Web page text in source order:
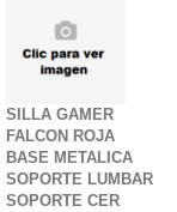
SILLA GAMER
FALCON ROJA
BASE METALICA
SOPORTE LUMBAR
SOPORTE CER